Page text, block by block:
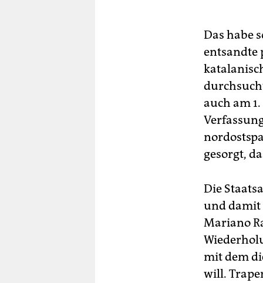
Das habe
entsandte
auch am
gesorgt,
Die
und damit
Mariano
mit dem
will.